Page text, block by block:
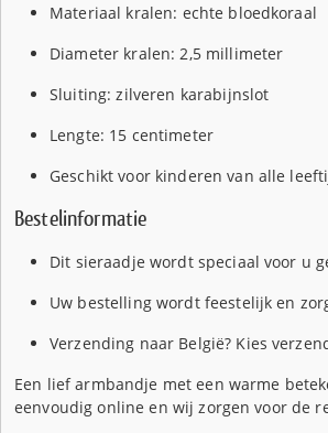
Materiaal kralen: echte bloedkoraal
Diameter kralen: 2,5 millimeter
Sluiting: zilveren karabijnslot
Lengte: 15 centimeter
Geschikt voor kinderen van alle
Bestelinformatie
Dit sieraadje wordt speciaal voor u
Uw bestelling wordt feestelijk en
Verzending naar België? Kies
Een lief armbandje met een warme
eenvoudig online en wij zorgen voor de